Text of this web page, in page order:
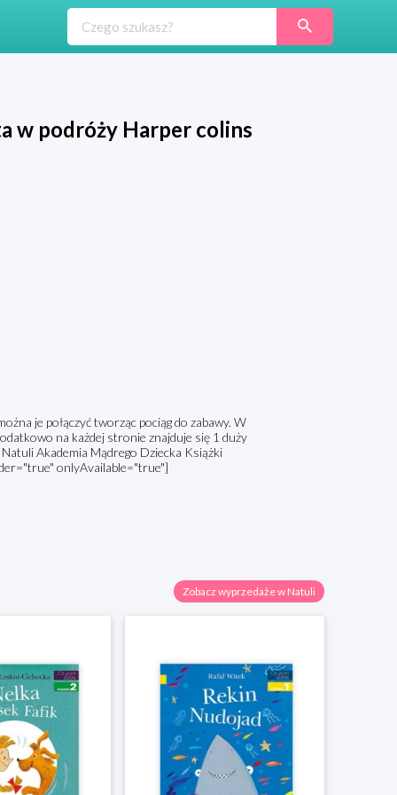
w podróży Harper colins
je połączyć tworząc pociąg do zabawy. W
na każdej stronie znajduje się 1 duży
Akademia Mądrego Dziecka Książki
onlyAvailable="true"]
Zobacz wyprzedaże w Natuli